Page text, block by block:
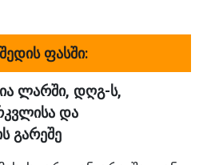
ფასში:
ლარში, დღგ-ს,
და
გარეშე